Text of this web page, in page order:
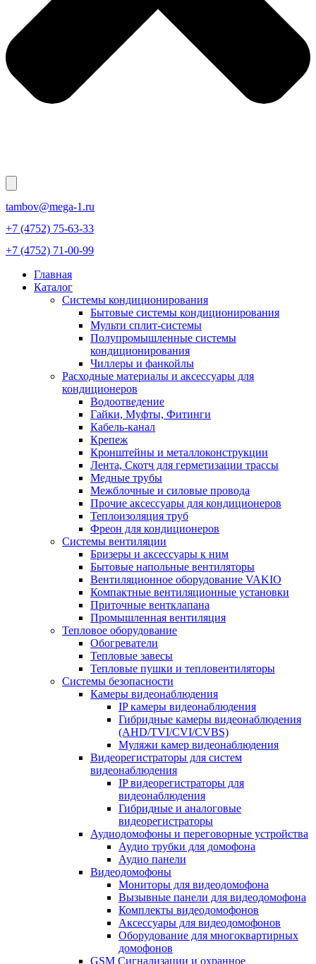
tambov@mega-1.ru
+7 (4752) 75-63-33
+7 (4752) 71-00-99
Главная
Каталог
Системы кондиционирования
Бытовые системы кондиционирования
Мульти сплит-системы
Полупромышленные системы
кондиционирования
Чиллеры и фанкойлы
Расходные материалы и аксессуары для
кондиционеров
Водоотведение
Гайки, Муфты, Фитинги
Кабель-канал
Крепеж
Кронштейны и металлоконструкции
Лента, Скотч для герметизации трассы
Медные трубы
Межблочные и силовые провода
Прочие аксессуары для кондиционеров
Теплоизоляция труб
Фреон для кондиционеров
Системы вентиляции
Бризеры и аксессуары к ним
Бытовые напольные вентиляторы
Вентиляционное оборудование VAKIO
Компактные вентиляционные установки
Приточные вентклапана
Промышленная вентиляция
Тепловое оборудование
Обогреватели
Тепловые завесы
Тепловые пушки и тепловентиляторы
Системы безопасности
Камеры видеонаблюдения
IP камеры видеонаблюдения
Гибридные камеры видеонаблюдения
(AHD/TVI/CVI/CVBS)
Муляжи камер видеонаблюдения
Видеорегистраторы для систем
видеонаблюдения
IP видеорегистраторы для
видеонаблюдения
Гибридные и аналоговые
видеорегистраторы
Аудиодомофоны и переговорные устройства
Аудио трубки для домофона
Аудио панели
Видеодомофоны
Мониторы для видеодомофона
Вызывные панели для видеодомофона
Комплекты видеодомофонов
Аксессуары для видеодомофонов
Оборудование для многоквартирных
домофонов
GSM Сигнализации и охранное